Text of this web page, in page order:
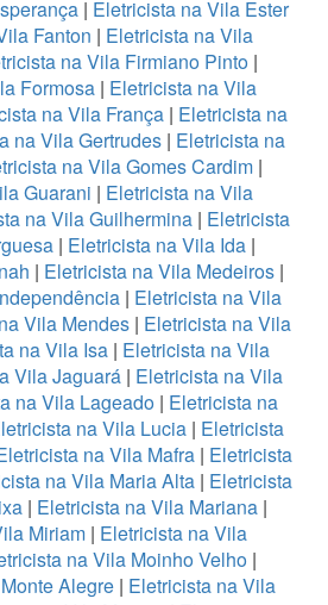
| Eletricista na Vila Ester
Fanton | Eletricista na Vila
na Vila Firmiano Pinto|
Formosa| Eletricista na Vila
na Vila França | Eletricista na
na Vila Gertrudes | Eletricista na
na Vila Gomes Cardim |
Guarani | Eletricista na Vila
na Vila Guilhermina| Eletricista
| Eletricista na Vila Ida|
| Eletricista na Vila Medeiros|
| Eletricista na Vila
Vila Mendes | Eletricista na Vila
na Vila Isa| Eletricista na Vila
Vila Jaguará | Eletricista na Vila
na Vila Lageado| Eletricista na
na Vila Lucia| Eletricista
na Vila Mafra | Eletricista
na Vila Maria Alta | Eletricista
| Eletricista na Vila Mariana|
Miriam | Eletricista na Vila
na Vila Moinho Velho |
Alegre| Eletricista na Vila